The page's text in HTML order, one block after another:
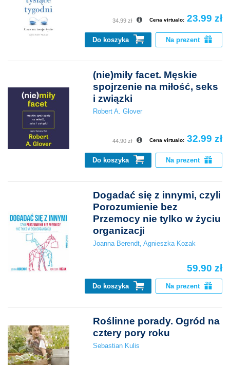
Cena virtualo: 23.99 zł
34.99 zł
Do koszyka Na prezent
(nie)miły facet. Męskie
spojrzenie na miłość, seks
i związki
Robert A. Glover
Cena virtualo: 32.99 zł
44.90 zł
Do koszyka Na prezent
Dogadać się z innymi, czyli
Porozumienie bez
Przemocy nie tylko w życiu
organizacji
Joanna Berendt ,Agnieszka Kozak
59.90 zł
Do koszyka Na prezent
Roślinne porady. Ogród na
cztery pory roku
Sebastian Kulis